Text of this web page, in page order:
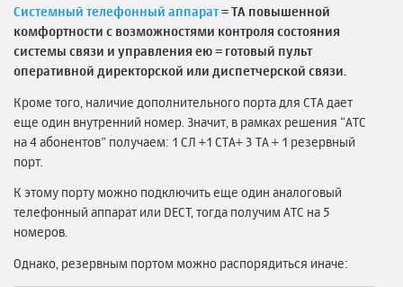
Системный телефонный аппарат= ТА повышенной
комфортности с возможностями контроля состояния
системы связи и управления ею = готовый пульт
оперативной директорской или диспетчерской связи.
Кроме того, наличие дополнительного порта для СТА дает
еще один внутренний номер. Значит, в рамках решения “АТС
на 4 абонентов” получаем: 1 СЛ +1 СТА+ 3 ТА + 1 резервный
порт.
К этому порту можно подключить еще один аналоговый
телефонный аппарат или DECT, тогда получим АТС на 5
номеров.
Однако, резервным портом можно распорядиться иначе: